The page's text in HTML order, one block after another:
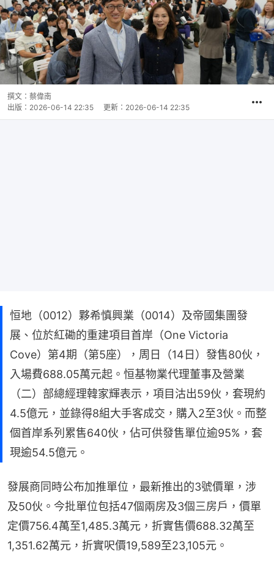
撰文： 蔡偉南
出版： 2026-06-14 22:35 更新： 2026-06-14 22:35
恒地（0012）夥希慎興業（0014）及帝國集團發
展、位於紅磡的重建項目首岸（One Victoria
Cove）第4期（第5座），周日（14日）發售80伙，
入場費688.05萬元起。恒基物業代理董事及營業
（二）部總經理韓家輝表示，項目沽出59伙，套現約
4.5億元，並錄得8組大手客成交，購入2至3伙。而整
個首岸系列累售640伙，佔可供發售單位逾95%，套
現逾54.5億元。
發展商同時公布加推單位，最新推出的3號價單，涉
及50伙。今批單位包括47個兩房及3個三房戶，價單
定價756.4萬至1,485.3萬元，折實售價688.32萬至
1,351.62萬元，折實呎價19,589至23,105元。